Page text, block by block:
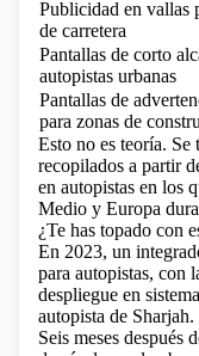
Publicidad en vallas
de carretera
Pantallas de corto
autopistas urbanas
Pantallas de
para zonas de
Esto no es teoría. Se
recopilados a partir
en autopistas en los
Medio y Europa
¿Te has topado con
En 2023, un
para autopistas, con
despliegue en
autopista de Sharjah.
Seis meses después